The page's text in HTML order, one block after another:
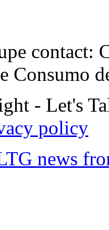
contact:
Consumo
- Let's
policy
news